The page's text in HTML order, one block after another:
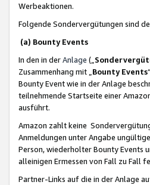
Werbeaktionen.
Folgende Sondervergütungen sind
(a) Bounty Events
In den in derAnlage („
Zusammenhang mit „ Bounty Events
Bounty Event wie in der Anlage
teilnehmende Startseite einer
ausführt.
Amazon zahlt keine
Anmeldungen unter Angabe
Person, wiederholter Bounty Events
alleinigen Ermessen von Fall zu Fall
Partner-Links auf die in der Anlage